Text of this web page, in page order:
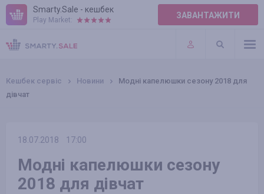
Smarty.Sale - кешбек
Play Market: ЗАВАНТАЖИТИ
ПРАВИЛА
ПЛАГІНИ
Кешбек сервіс Новини
Модні капелюшки сезону 2018 для
дівчат
18.07.2018 17:00
Модні капелюшки сезону
2018 для дівчат